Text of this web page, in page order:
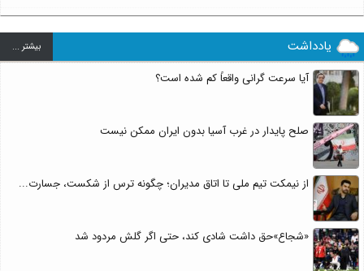
یادداشت بيشتر ...
آیا سرعت گرانی واقعاً کم شده است؟
صلح پایدار در غرب آسیا بدون ایران ممکن نیست
از نیمکت تیم ملی تا اتاق مدیران؛ چگونه ترس از شکست، جسارت...
«شجاع»حق داشت شادی کند، حتی اگر گلش مردود شد